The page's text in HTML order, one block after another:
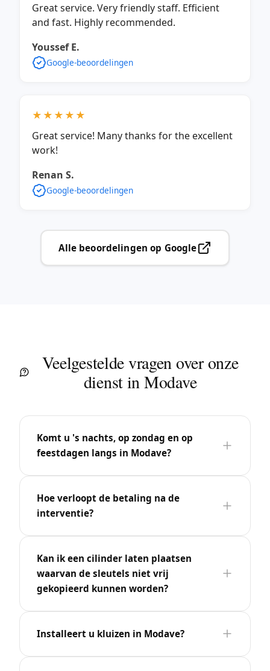
Great service. Very friendly staff. Efficient
and fast. Highly recommended.
Youssef E.
Google-beoordelingen
★★★★★
Great service! Many thanks for the excellent
work!
Renan S.
Google-beoordelingen
Alle beoordelingen op Google
Veelgestelde vragen over onze
dienst in Modave
Komt u 's nachts, op zondag en op
feestdagen langs in Modave?
Hoe verloopt de betaling na de
interventie?
Kan ik een cilinder laten plaatsen
waarvan de sleutels niet vrij
gekopieerd kunnen worden?
Installeert u kluizen in Modave?